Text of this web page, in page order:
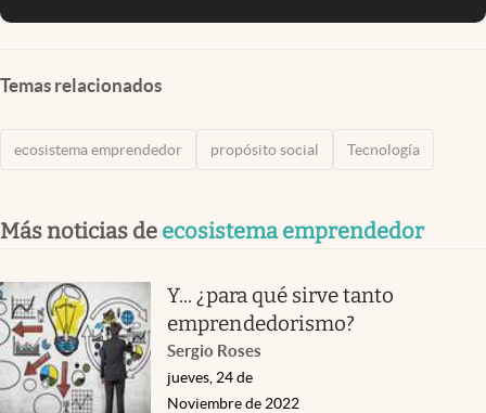
Temas relacionados
ecosistema emprendedor propósito social Tecnología
Más noticias de ecosistema emprendedor
Y... ¿para qué sirve tanto
emprendedorismo?
Sergio Roses
jueves, 24 de
Noviembre de 2022